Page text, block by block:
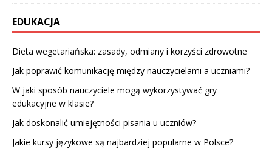
EDUKACJA
Dieta wegetariańska: zasady, odmiany i korzyści zdrowotne
Jak poprawić komunikację między nauczycielami a uczniami?
W jaki sposób nauczyciele mogą wykorzystywać gry
edukacyjne w klasie?
Jak doskonalić umiejętności pisania u uczniów?
Jakie kursy językowe są najbardziej popularne w Polsce?